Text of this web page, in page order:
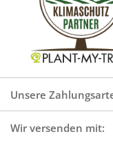
Unsere
Wir versenden mit: